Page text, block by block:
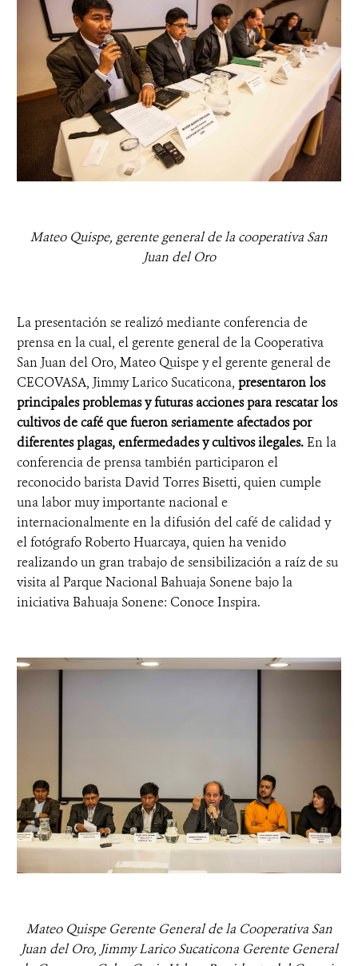
Mateo Quispe, gerente general de la cooperativa San
Juan del Oro
La presentación se realizó mediante conferencia de
prensa en la cual, el gerente general de la Cooperativa
San Juan del Oro, Mateo Quispe y el gerente general de
CECOVASA, Jimmy Larico Sucaticona, presentaron los
principales problemas y futuras acciones para rescatar los
cultivos de café que fueron seriamente afectados por
diferentes plagas, enfermedades y cultivos ilegales.En la
conferencia de prensa también participaron el
reconocido barista David Torres Bisetti, quien cumple
una labor muy importante nacional e
internacionalmente en la difusión del café de calidad y
el fotógrafo Roberto Huarcaya, quien ha venido
realizando un gran trabajo de sensibilización a raíz de su
visita al Parque Nacional Bahuaja Sonene bajo la
iniciativa Bahuaja Sonene: Conoce Inspira.
Mateo Quispe Gerente General de la Cooperativa San
Juan del Oro, Jimmy Larico Sucaticona Gerente General